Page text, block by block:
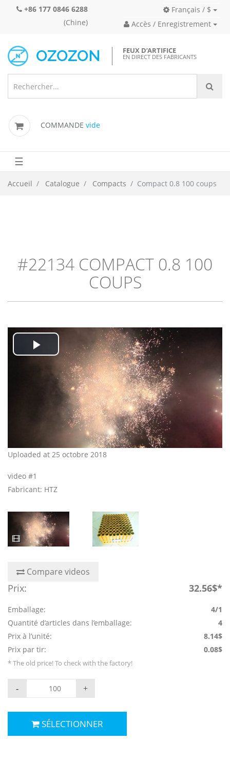
+86 177 0846 6288
(Chine)
Français / $
Accès / Enregistrement
FEUX D’ARTIFICE
EN DIRECT DES FABRICANTS
COMMANDE vide
☰
Accueil Catalogue Compacts Compact 0.8 100 coups
#22134 COMPACT 0.8 100
COUPS
Play
Video
Uploaded at 25 octobre 2018
video #1
Fabricant: HTZ
Compare videos
Prix: 32.56$*
Emballage:
4/1
Quantité d’articles dans l’emballage:
4
Prix à l’unité:
8.14$
Prix par tir:
0.08$
* The old price! To check with the factory!
+
-
SÉLECTIONNER